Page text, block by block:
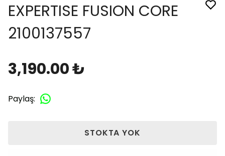
EXPERTISE FUSION CORE
2100137557
3,190.00 ₺
Paylaş:
STOKTA YOK